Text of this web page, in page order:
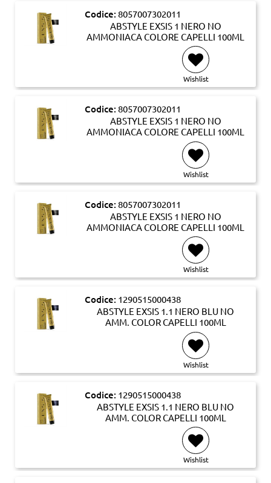
Codice: 8057007302011
ABSTYLE EXSIS 1 NERO NO
AMMONIACA COLORE CAPELLI 100ML
Wishlist
Codice: 8057007302011
ABSTYLE EXSIS 1 NERO NO
AMMONIACA COLORE CAPELLI 100ML
Wishlist
Codice: 8057007302011
ABSTYLE EXSIS 1 NERO NO
AMMONIACA COLORE CAPELLI 100ML
Wishlist
Codice: 1290515000438
ABSTYLE EXSIS 1.1 NERO BLU NO
AMM. COLOR CAPELLI 100ML
Wishlist
Codice: 1290515000438
ABSTYLE EXSIS 1.1 NERO BLU NO
AMM. COLOR CAPELLI 100ML
Wishlist